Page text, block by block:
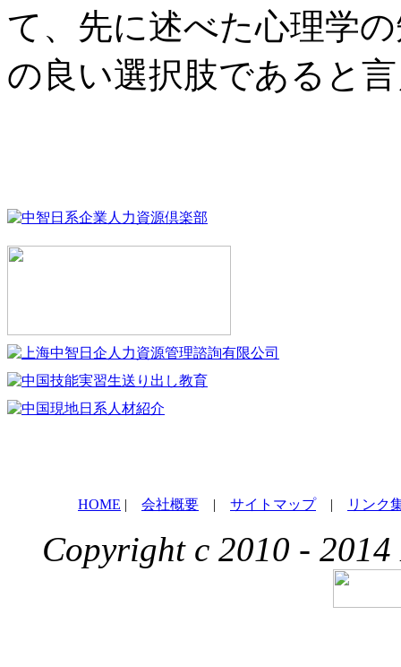
て、先に述べた心理学
の良い選択肢であると
HOME | 会社概要 | サイトマップ| リンク
Copyright c 2010 - 2014